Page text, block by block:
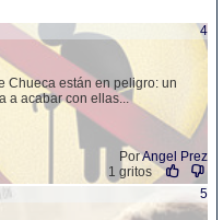
4
Chueca están en peligro: un
a acabar con ellas...
PorAngel Prez
1 gritos
5